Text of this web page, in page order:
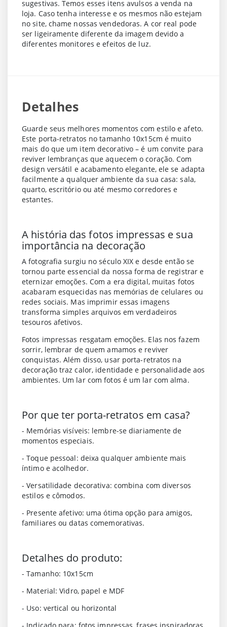
sugestivas. Temos esses itens avulsos a venda na
loja. Caso tenha interesse e os mesmos não estejam
no site, chame nossas vendedoras. A cor real pode
ser ligeiramente diferente da imagem devido a
diferentes monitores e efeitos de luz.
Detalhes
Guarde seus melhores momentos com estilo e afeto.
Este porta-retratos no tamanho 10x15cm é muito
mais do que um item decorativo – é um convite para
reviver lembranças que aquecem o coração. Com
design versátil e acabamento elegante, ele se adapta
facilmente a qualquer ambiente da sua casa: sala,
quarto, escritório ou até mesmo corredores e
estantes.
A história das fotos impressas e sua
importância na decoração
A fotografia surgiu no século XIX e desde então se
tornou parte essencial da nossa forma de registrar e
eternizar emoções. Com a era digital, muitas fotos
acabaram esquecidas nas memórias de celulares ou
redes sociais. Mas imprimir essas imagens
transforma simples arquivos em verdadeiros
tesouros afetivos.
Fotos impressas resgatam emoções. Elas nos fazem
sorrir, lembrar de quem amamos e reviver
conquistas. Além disso, usar porta-retratos na
decoração traz calor, identidade e personalidade aos
ambientes. Um lar com fotos é um lar com alma.
Por que ter porta-retratos em casa?
- Memórias visíveis: lembre-se diariamente de
momentos especiais.
-Toque pessoal: deixa qualquer ambiente mais
íntimo e acolhedor.
-Versatilidade decorativa: combina com diversos
estilos e cômodos.
- Presente afetivo: uma ótima opção para amigos,
familiares ou datas comemorativas.
Detalhes do produto:
- Tamanho: 10x15cm
- Material: Vidro, papel e MDF
- Uso: vertical ou horizontal